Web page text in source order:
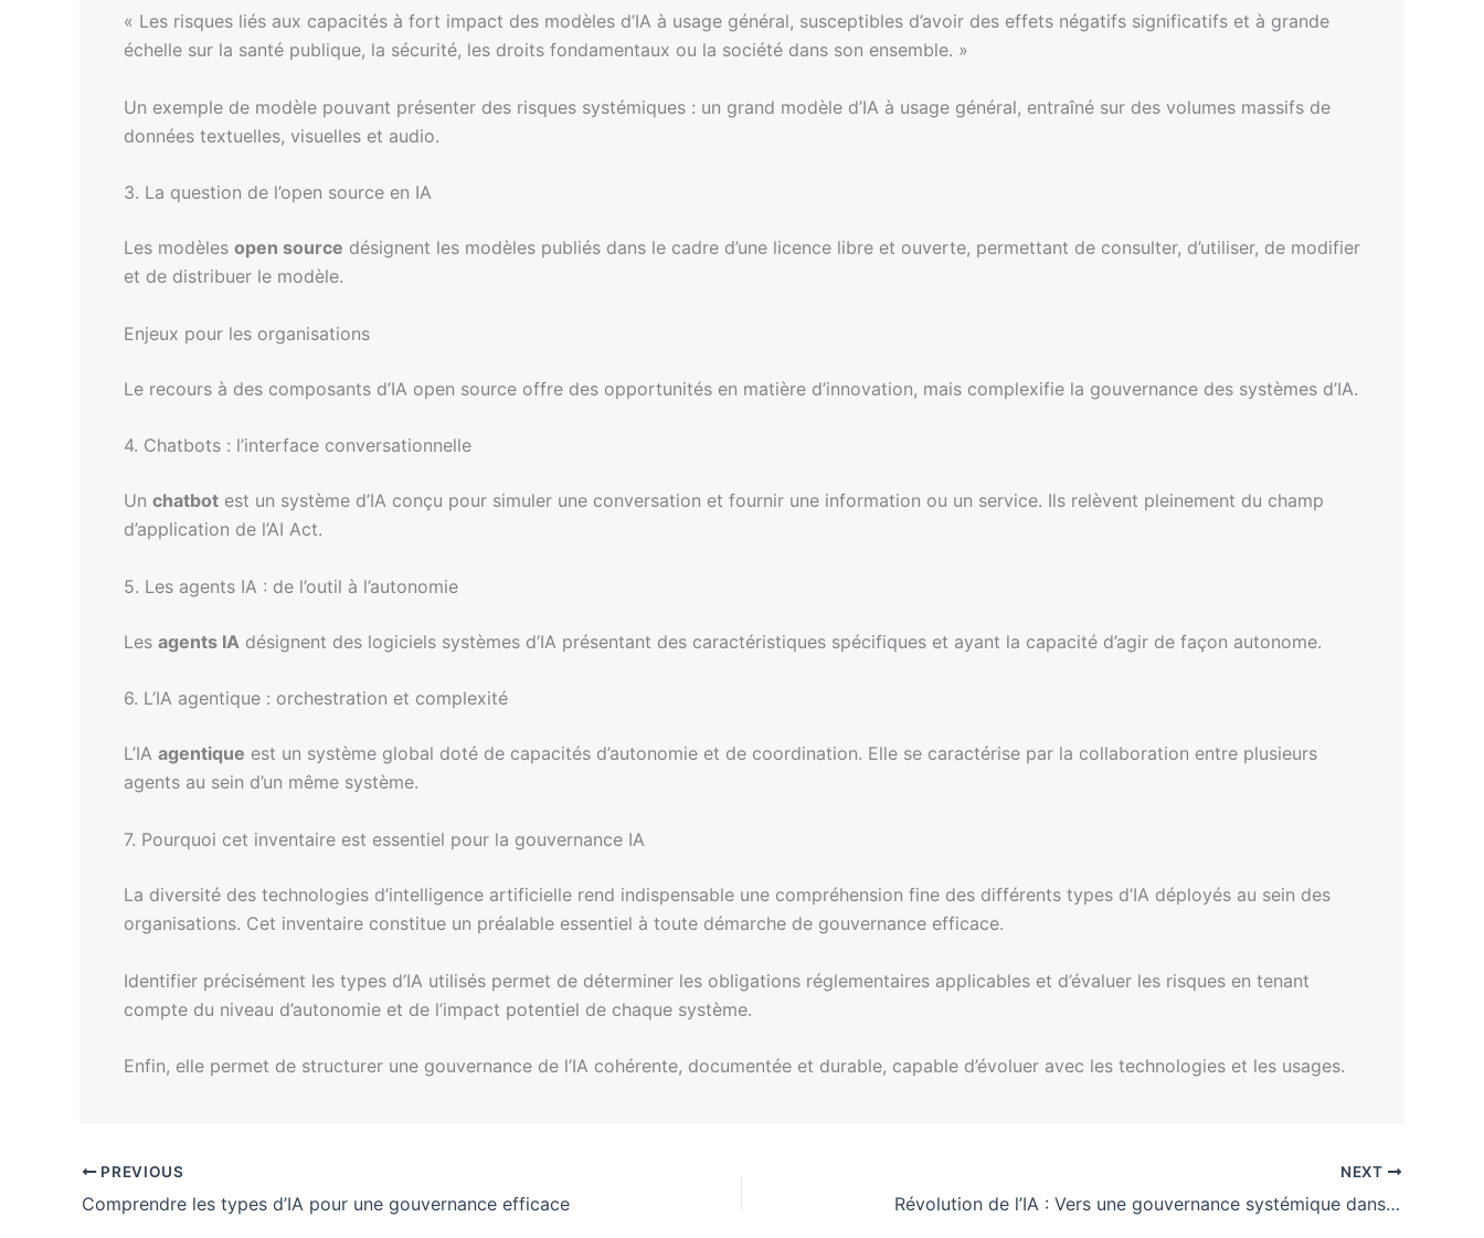
« Les risques liés aux capacités à fort impact des modèles d’IA à usage général, susceptibles d’avoir des effets négatifs significatifs et à grande
échelle sur la santé publique, la sécurité, les droits fondamentaux ou la société dans son ensemble. »
Un exemple de modèle pouvant présenter des risques systémiques : un grand modèle d’IA à usage général, entraîné sur des volumes massifs de
données textuelles, visuelles et audio.
3. La question de l’open source en IA
Les modèles open source désignent les modèles publiés dans le cadre d’une licence libre et ouverte, permettant de consulter, d’utiliser, de modifier
et de distribuer le modèle.
Enjeux pour les organisations
Le recours à des composants d’IA open source offre des opportunités en matière d’innovation, mais complexifie la gouvernance des systèmes d’IA.
4. Chatbots : l’interface conversationnelle
Un chatbot est un système d’IA conçu pour simuler une conversation et fournir une information ou un service. Ils relèvent pleinement du champ
d’application de l’AI Act.
5. Les agents IA : de l’outil à l’autonomie
Les agents IA désignent des logiciels systèmes d’IA présentant des caractéristiques spécifiques et ayant la capacité d’agir de façon autonome.
6. L’IA agentique : orchestration et complexité
L’IA agentique est un système global doté de capacités d’autonomie et de coordination. Elle se caractérise par la collaboration entre plusieurs
agents au sein d’un même système.
7. Pourquoi cet inventaire est essentiel pour la gouvernance IA
La diversité des technologies d’intelligence artificielle rend indispensable une compréhension fine des différents types d’IA déployés au sein des
organisations. Cet inventaire constitue un préalable essentiel à toute démarche de gouvernance efficace.
Identifier précisément les types d’IA utilisés permet de déterminer les obligations réglementaires applicables et d’évaluer les risques en tenant
compte du niveau d’autonomie et de l’impact potentiel de chaque système.
Enfin, elle permet de structurer une gouvernance de l’IA cohérente, documentée et durable, capable d’évoluer avec les technologies et les usages.
PREVIOUS
Comprendre les types d’IA pour une gouvernance efficace
NEXT
Révolution de l’IA : Vers une gouvernance systémique dans la finance